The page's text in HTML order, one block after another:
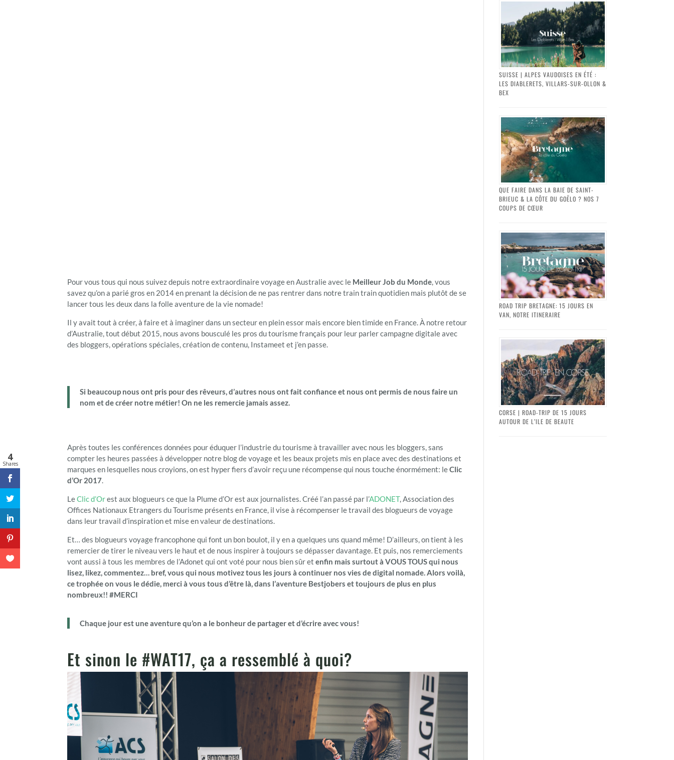
Pour vous tous qui nous suivez depuis notre extraordinaire voyage en Australie avec le Meilleur Job du Monde, vous
savez qu’on a parié gros en 2014 en prenant la décision de ne pas rentrer dans notre train train quotidien mais plutôt de se
lancer tous les deux dans la folle aventure de la vie nomade!
Il y avait tout à créer, à faire et à imaginer dans un secteur en plein essor mais encore bien timide en France. À notre retour
d’Australie, tout début 2015, nous avons bousculé les pros du tourisme français pour leur parler campagne digitale avec
des bloggers, opérations spéciales, création de contenu, Instameet et j’en passe.
Si beaucoup nous ont pris pour des rêveurs, d’autres nous ont fait confiance et nous ont permis de nous faire un
nom et de créer notre métier! On ne les remercie jamais assez.
Après toutes les conférences données pour éduquer l’industrie du tourisme à travailler avec nous les bloggers, sans
compter les heures passées à développer notre blog de voyage et les beaux projets mis en place avec des destinations et
marques en lesquelles nous croyions, on est hyper fiers d’avoir reçu une récompense qui nous touche énormément: leClic
d’Or 2017.
LeClic d’Orest aux blogueurs ce que la Plume d’Or est aux journalistes. Créé l’an passé par l’ADONET, Association des
Offices Nationaux Etrangers du Tourisme présents en France, il vise à récompenser le travail des blogueurs de voyage
dans leur travail d’inspiration et mise en valeur de destinations.
Et… des blogueurs voyage francophone qui font un bon boulot, il y en a quelques uns quand même! D’ailleurs, on tient à les
remercier de tirer le niveau vers le haut et de nous inspirer à toujours se dépasser davantage. Et puis, nos remerciements
vont aussi à tous les membres de l’Adonet qui ont voté pour nous bien sûr etenfin mais surtout à VOUS TOUS qui nous
lisez, likez, commentez… bref, vous qui nous motivez tous les jours à continuer nos vies de digital nomade. Alors voilà,
ce trophée on vous le dédie, merci à vous tous d’être là, dans l’aventure Bestjobers et toujours de plus en plus
nombreux!! #MERCI
Chaque jour est une aventure qu’on a le bonheur de partager et d’écrire avec vous!
Et sinon le #WAT17, ça a ressemblé à quoi?
SUISSE | ALPES VAUDOISES EN ÉTÉ :
LES DIABLERETS, VILLARS-SUR-OLLON &
BEX
QUE FAIRE DANS LA BAIE DE SAINT-
BRIEUC & LA CÔTE DU GOËLO ? NOS 7
COUPS DE CŒUR
ROAD TRIP BRETAGNE: 15 JOURS EN
VAN, NOTRE ITINERAIRE
CORSE | ROAD-TRIP DE 15 JOURS
AUTOUR DE L’ILE DE BEAUTE
4
Shares